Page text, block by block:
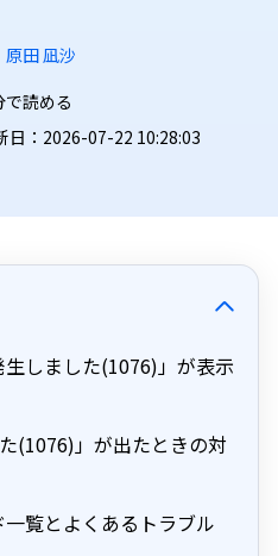
原田 凪沙
で読める
日：2026-07-22 10:28:03
しました(1076)」が表示
(1076)」が出たときの対
覧とよくあるトラブル